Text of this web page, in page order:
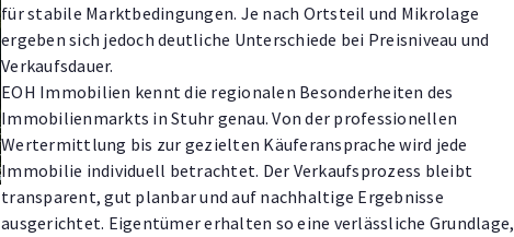
für stabile Marktbedingungen. Je nach Ortsteil und Mikrolage
ergeben sich jedoch deutliche Unterschiede bei Preisniveau und
Verkaufsdauer.
EOH Immobilien kennt die regionalen Besonderheiten des
Immobilienmarkts in Stuhr genau. Von der professionellen
Wertermittlung bis zur gezielten Käuferansprache wird jede
Immobilie individuell betrachtet. Der Verkaufsprozess bleibt
transparent, gut planbar und auf nachhaltige Ergebnisse
ausgerichtet. Eigentümer erhalten so eine verlässliche Grundlage,